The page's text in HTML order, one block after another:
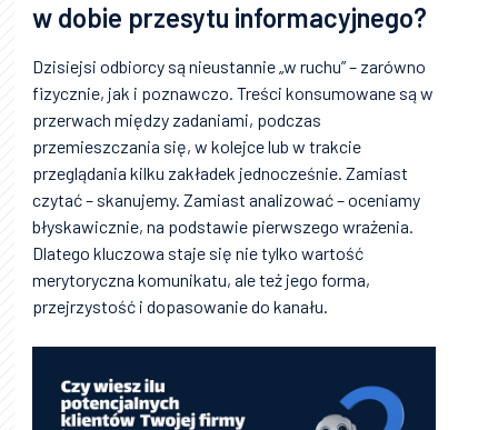
w dobie przesytu informacyjnego?
Dzisiejsi odbiorcy są nieustannie „w ruchu” – zarówno
fizycznie, jak i poznawczo. Treści konsumowane są w
przerwach między zadaniami, podczas
przemieszczania się, w kolejce lub w trakcie
przeglądania kilku zakładek jednocześnie. Zamiast
czytać – skanujemy. Zamiast analizować – oceniamy
błyskawicznie, na podstawie pierwszego wrażenia.
Dlatego kluczowa staje się nie tylko wartość
merytoryczna komunikatu, ale też jego forma,
przejrzystość i dopasowanie do kanału.